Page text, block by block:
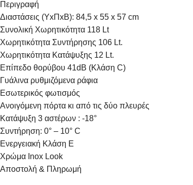
Περιγραφή
Διαστάσεις (YxΠxB): 84,5 x 55 x 57 cm
Συνολική Χωρητικότητα 118 Lt
Χωρητικότητα Συντήρησης 106 Lt.
Χωρητικότητα Κατάψυξης 12 Lt.
Επίπεδο θορύβου 41dB (Κλάση C)
Γυάλινα ρυθμιζόμενα ράφια
Εσωτερικός φωτισμός
Ανοιγόμενη πόρτα κι από τις δύο πλευρές
Κατάψυξη 3 αστέρων : -18°
Συντήρηση: 0° – 10° C
Ενεργειακή Κλάση Ε
Χρώμα Inox Look
Αποστολή & Πληρωμή